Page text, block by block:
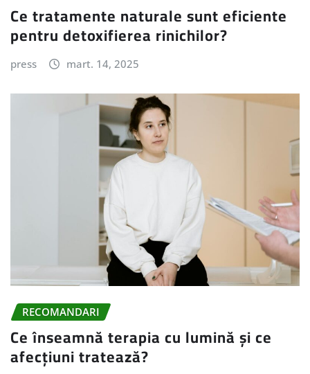
Ce tratamente naturale sunt eficiente
pentru detoxifierea rinichilor?
press mart. 14, 2025
RECOMANDARI
Ce înseamnă terapia cu lumină și ce
afecțiuni tratează?